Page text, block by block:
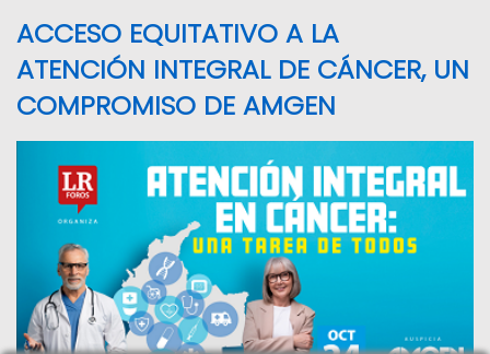
ACCESO EQUITATIVO A LA
ATENCIÓN INTEGRAL DE CÁNCER, UN
COMPROMISO DE AMGEN